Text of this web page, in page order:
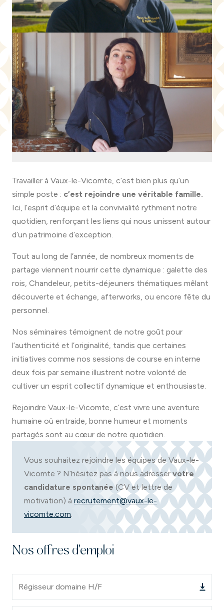
Grégory - Chef de cuisine
Travailler à Vaux-le-Vicomte, c’est bien plus qu’un
simple poste : c’est rejoindre une véritable famille.
Ici, l’esprit d’équipe et la convivialité rythment notre
quotidien, renforçant les liens qui nous unissent autour
d’un patrimoine d’exception.
Tout au long de l’année, de nombreux moments de
partage viennent nourrir cette dynamique : galette des
rois, Chandeleur, petits-déjeuners thématiques mêlant
découverte et échange, afterworks, ou encore fête du
personnel.
Nos séminaires témoignent de notre goût pour
l’authenticité et l’originalité, tandis que certaines
initiatives comme nos sessions de course en interne
deux fois par semaine illustrent notre volonté de
cultiver un esprit collectif dynamique et enthousiaste.
Rejoindre Vaux-le-Vicomte, c’est vivre une aventure
humaine où entraide, bonne humeur et moments
partagés sont au cœur de notre quotidien.
Vous souhaitez rejoindre les équipes de Vaux-le-
Vicomte ? N’hésitez pas à nous adresservotre
candidature spontanée (CV et lettre de
motivation) à recrutement@vaux-le-
vicomte.com
Nos offres d'emploi
Régisseur domaine H/F